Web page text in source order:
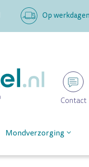
Op
Contact
Mondverzorging